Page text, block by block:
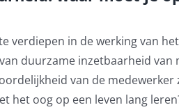
verdiepen in de werking van
duurzame inzetbaarheid van
van de medewerker
het oog op een leven lang